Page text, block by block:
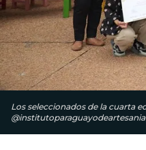
Los seleccionados de la cuarta
@institutoparaguayodeartesania